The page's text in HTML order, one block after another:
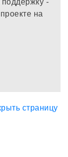
поддержку -
на